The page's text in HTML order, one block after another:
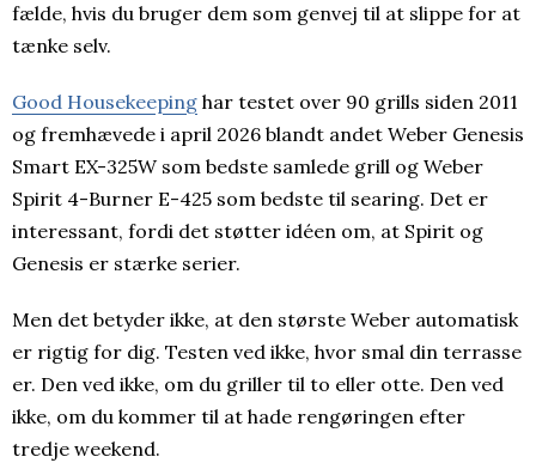
fælde, hvis du bruger dem som genvej til at slippe for at
tænke selv.
Good Housekeeping har testet over 90 grills siden 2011
og fremhævede i april 2026 blandt andet Weber Genesis
Smart EX-325W som bedste samlede grill og Weber
Spirit 4-Burner E-425 som bedste til searing. Det er
interessant, fordi det støtter idéen om, at Spirit og
Genesis er stærke serier.
Men det betyder ikke, at den største Weber automatisk
er rigtig for dig. Testen ved ikke, hvor smal din terrasse
er. Den ved ikke, om du griller til to eller otte. Den ved
ikke, om du kommer til at hade rengøringen efter
tredje weekend.